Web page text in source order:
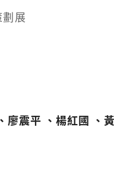
劃展
震平 、楊紅國 、